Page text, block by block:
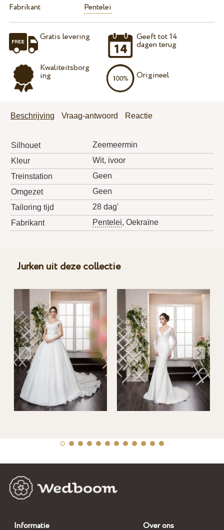
Fabrikant
Pentelei
Gratis levering
Kwaliteitsborg
ing
Geeft tot 14
dagen terug
Origineel
Beschrijving Vraag-antwoord Reactie
Silhouet
Zeemeermin
Kleur
Wit, ivoor
Treinstation
Geen
Omgezet
Geen
Tailoring tijd
28 dag'
Fabrikant
Pentelei, Oekraïne
Jurken uit deze collectie
Informatie Over ons